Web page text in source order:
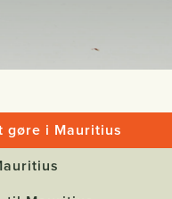
gøre i Mauritius